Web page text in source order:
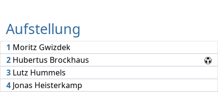
Aufstellung
1 Moritz Gwizdek
2 Hubertus Brockhaus
3 Lutz Hummels
4 Jonas Heisterkamp